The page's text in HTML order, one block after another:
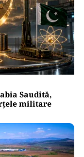
Saudită,
militare